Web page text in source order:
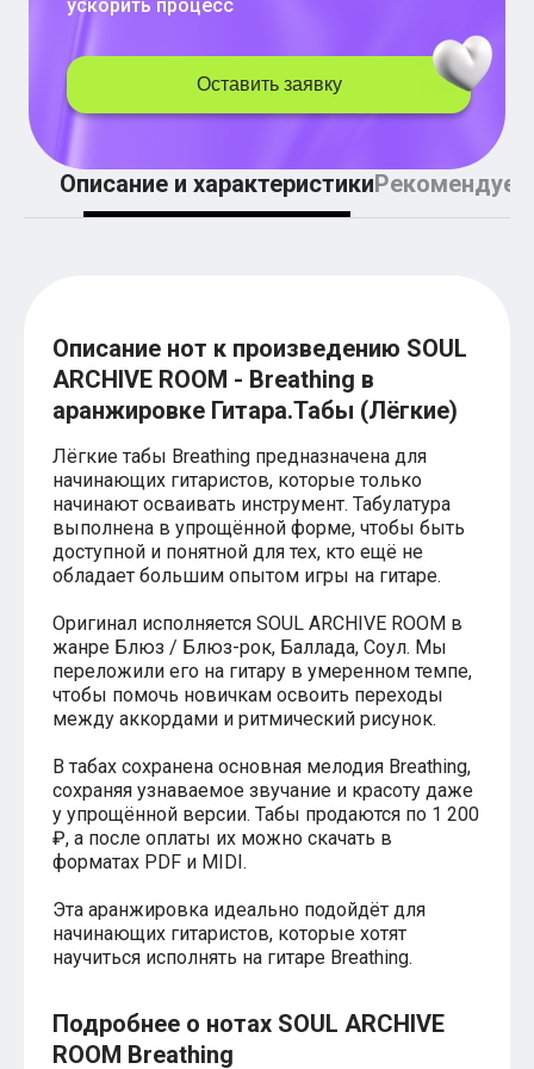
Легкие аккорды (простые песни)
Аккорды со словами (вокал)
BEARWOLF
Мари Краймбрери
Комната культуры
XOLIDAYBOY
Сергей Лазарев
МОТ
Анжелика Варум
Алексей Чумаков
Саундтрек
Тематические
Из фильмов
Аватар: Путь воды
Титаник
Гарри Поттер
Хатико
Реквием по мечте
Сумерки
Величайший шоумен
Звездные войны
Ла ла Ленд
Ромео и Джульетта (1968)
Аладдин (2019)
Король лев (2019)
Брат-2
Властелин колец: Братство Кольца
Гордость и предубеждение
Классическая музыка
Времена года - Вивальди
Времена года - Чайковский
Сонаты Бетховена
Из мультфильмов
Король лев
Холодное сердце
ускорить процесс
Оставить заявку
Описание и характеристикиРекомендуем
Описание нот к произведению SOUL
ARCHIVE ROOM - Breathing в
аранжировке Гитара.Табы (Лёгкие)
Лёгкие табы Breathing предназначена для
начинающих гитаристов, которые только
начинают осваивать инструмент. Табулатура
выполнена в упрощённой форме, чтобы быть
доступной и понятной для тех, кто ещё не
обладает большим опытом игры на гитаре.
Оригинал исполняется SOUL ARCHIVE ROOM в
жанре Блюз / Блюз-рок, Баллада, Соул. Мы
переложили его на гитару в умеренном темпе,
чтобы помочь новичкам освоить переходы
между аккордами и ритмический рисунок.
В табах сохранена основная мелодия Breathing,
сохраняя узнаваемое звучание и красоту даже
у упрощённой версии. Табы продаются по 1 200
₽, а после оплаты их можно скачать в
форматах PDF и MIDI.
Эта аранжировка идеально подойдёт для
начинающих гитаристов, которые хотят
научиться исполнять на гитаре Breathing.
Подробнее о нотах SOUL ARCHIVE
ROOM Breathing